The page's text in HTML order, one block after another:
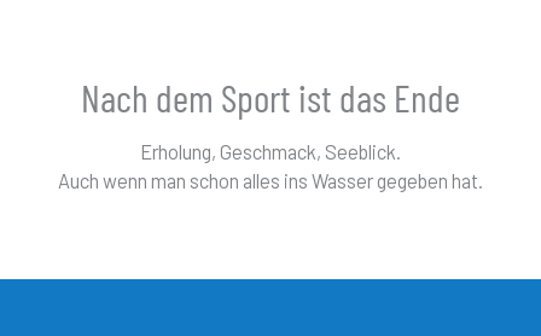
Nach dem Sport ist das Ende
Erholung, Geschmack, Seeblick.
Auch wenn man schon alles ins Wasser gegeben hat.